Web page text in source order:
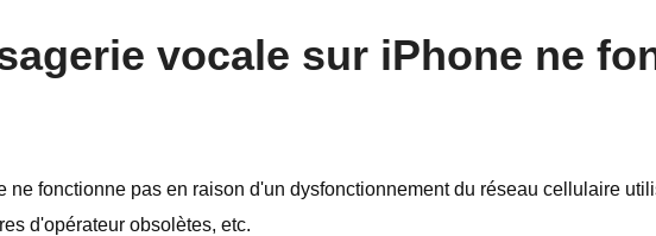
vocale sur iPhone ne
fonctionne pas en raison d'un dysfonctionnement du réseau cellulaire
d'opérateur obsolètes, etc.